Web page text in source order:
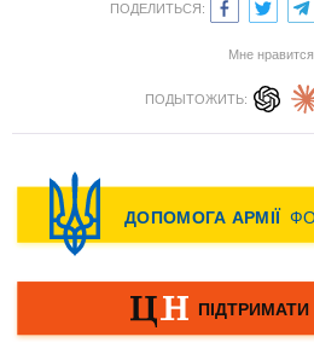
ПОДЕЛИТЬСЯ:
Мне нравится
ПОДЫТОЖИТЬ: